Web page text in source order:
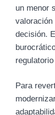
un menor
valoración
decisión.
Para